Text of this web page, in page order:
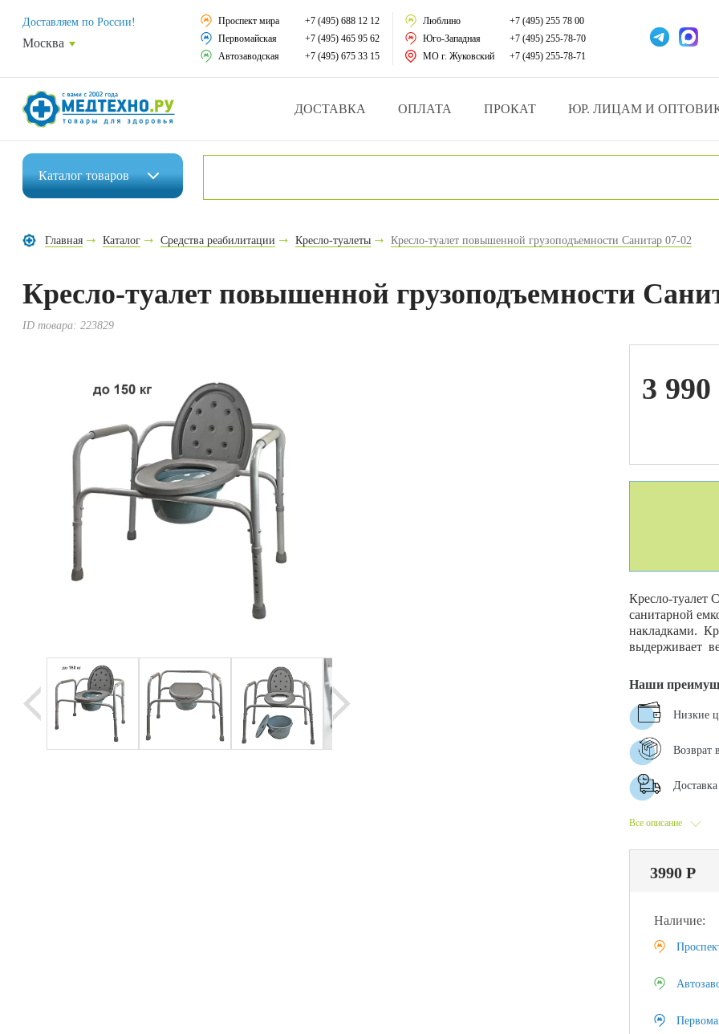
Средства реабилитации
Средства по уходу за больными
Домашняя медтехника
Уникальные и полезные товары
Доставляем по России!
Москва
Проспект мира
+7 (495) 688 12 12
Первомайская
+7 (495) 465 95 62
Автозаводская
+7 (495) 675 33 15
Люблино
+7 (495) 255 78 00
Юго-Западная
+7 (495) 255-78-70
МО г. Жуковский
+7 (495) 255-78-71
ДОСТАВКА ОПЛАТА ПРОКАТ ЮР. ЛИЦАМ И
Каталогтоваров
Средства по уходу за больными
Ортопедические изделия
Домашняя медтехника
Экология дома
Товары для красоты и здоровья
Товары для врачей и мед.учреждений
Уникальные и полезные товары
Распродажа
Главная Каталог Средства реабилитации Кресло-туалеты Кресло-туалет повышенной грузоподъемности Санитар 07-02
Кресло-туалет повышенной грузоподъемности
ID товара:223829
3 990
Кресло-туалет
санитарной
накладками.
выдерживает
Все описание
Наши
Низкие
Возврат
3990 Р
Наличие: